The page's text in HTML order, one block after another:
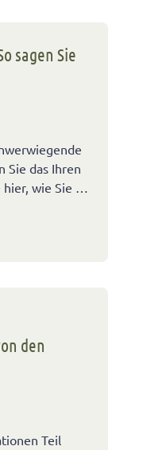
sagen Sie
Sie das Ihren
hier, wie Sie …
den
Teil